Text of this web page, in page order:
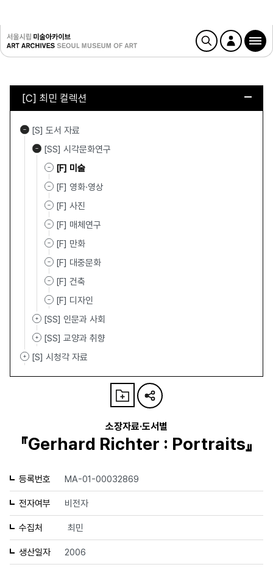
[C] 최민 컬렉션
[S] 도서 자료
[SS] 시각문화연구
[F] 미술
[F] 영화·영상
[F] 사진
[F] 매체연구
[F] 만화
[F] 대중문화
[F] 건축
[F] 디자인
[SS] 인문과 사회
[SS] 교양과 취향
[S] 시청각 자료
소장자료·도서별
『Gerhard Richter : Portraits』
등록번호 MA-01-00032869
전자여부 비전자
수집처 최민
생산일자 2006